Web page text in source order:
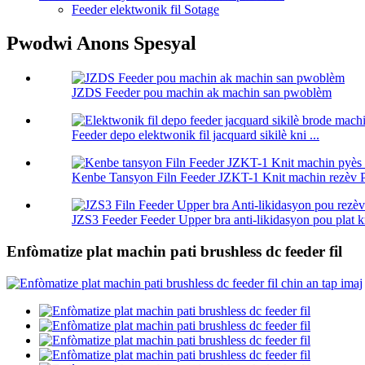
Feeder elektwonik fil Sotage
Pwodwi Anons Spesyal
JZDS Feeder pou machin ak machin san pwoblèm
Feeder depo elektwonik fil jacquard sikilè kni ...
Kenbe Tansyon Filn Feeder JZKT-1 Knit machin rezèv
JZS3 Feeder Feeder Upper bra anti-likidasyon pou plat
Enfòmatize plat machin pati brushless dc feeder fil